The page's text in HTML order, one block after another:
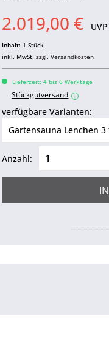
2.019,00 €
Inhalt: 1 Stück
inkl. MwSt.zzgl. Versandkosten
Lieferzeit: 4 bis 6 Werktage
Stückgutversand i
verfügbare Varianten:
Anzahl: